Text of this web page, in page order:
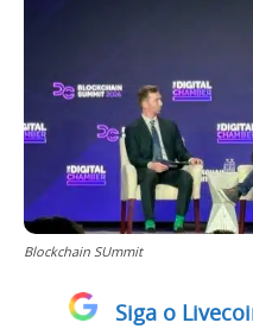
Blockchain SUmmit
Siga o